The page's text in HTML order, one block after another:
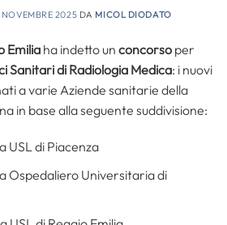
NOVEMBRE 2025 DA MICOL DIODATO
Emilia ha indetto un concorso per
Sanitari di Radiologia Medica: i nuovi
a varie Aziende sanitarie della
in base alla seguente suddivisione:
USL di Piacenza
Ospedaliero Universitaria di